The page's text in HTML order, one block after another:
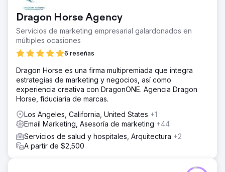
Dragon Horse Agency
Servicios de marketing empresarial galardonados en
múltiples ocasiones
6 reseñas
Dragon Horse es una firma multipremiada que integra
estrategias de marketing y negocios, así como
experiencia creativa con DragonONE. Agencia Dragon
Horse, fiduciaria de marcas.
Los Angeles, California, United States +1
Email Marketing, Asesoría de marketing +44
Servicios de salud y hospitales, Arquitectura +2
A partir de $2,500